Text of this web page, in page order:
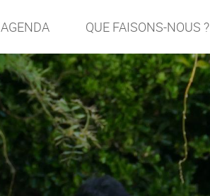
AGENDA QUE FAISONS-NOUS ?